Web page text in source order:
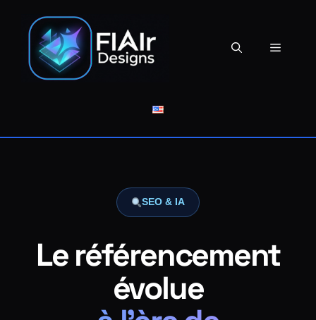
contenu
Menu
SEO & IA
Le référencement
évolue